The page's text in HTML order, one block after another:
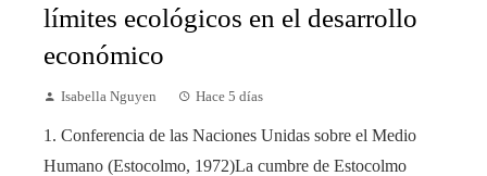
límites ecológicos en el desarrollo
económico
Isabella Nguyen Hace 5 días
1. Conferencia de las Naciones Unidas sobre el Medio
Humano (Estocolmo, 1972)La cumbre de Estocolmo